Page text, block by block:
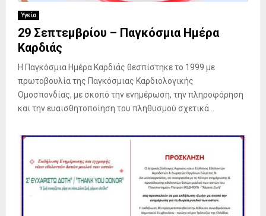
Υγεία
29 Σεπτεμβρίου – Παγκόσμια Ημέρα
Καρδιάς
Η Παγκόσμια Ημέρα Καρδιάς θεσπίστηκε το 1999 με
πρωτοβουλία της Παγκόσμιας Καρδιολογικής
Ομοσπονδίας, με σκοπό την ενημέρωση, την πληροφόρηση
και την ευαισθητοποίηση του πληθυσμού σχετικά...